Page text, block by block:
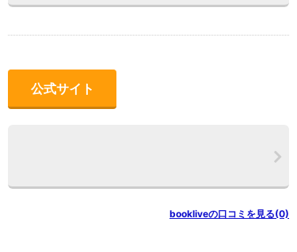
公式サイト
bookliveの口コミを見る(0)